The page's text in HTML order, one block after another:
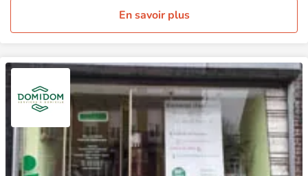
En savoir plus